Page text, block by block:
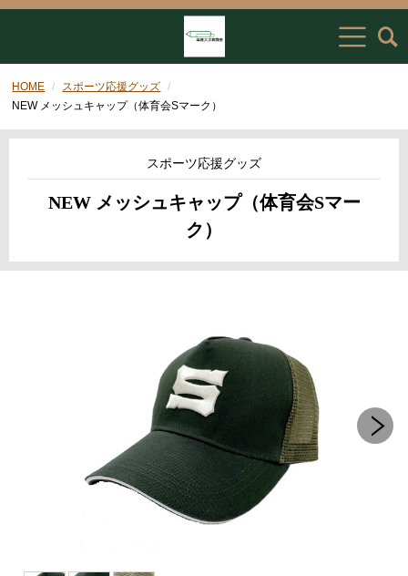
HOME
スポーツ応援グッズ
NEW メッシュキャップ（体育会Sマーク）
スポーツ応援グッズ
NEW メッシュキャップ（体育会Sマー
ク）